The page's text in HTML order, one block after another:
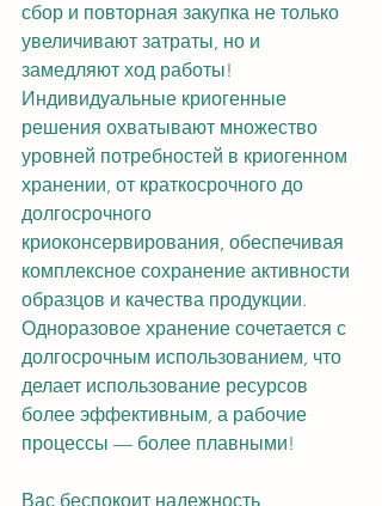
сбор и повторная закупка не только
увеличивают затраты, но и
замедляют ход работы!
Индивидуальные криогенные
решения охватывают множество
уровней потребностей в криогенном
хранении, от краткосрочного до
долгосрочного
криоконсервирования, обеспечивая
комплексное сохранение активности
образцов и качества продукции.
Одноразовое хранение сочетается с
долгосрочным использованием, что
делает использование ресурсов
более эффективным, а рабочие
процессы — более плавными!
Вас беспокоит надежность